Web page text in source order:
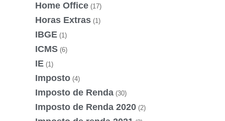
Home Office (17)
Horas Extras (1)
IBGE (1)
ICMS (6)
IE (1)
Imposto (4)
Imposto de Renda (30)
Imposto de Renda 2020 (2)